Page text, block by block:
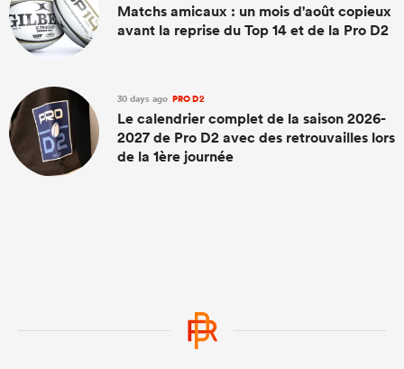
Matchs amicaux : un mois d'août copieux
avant la reprise du Top 14 et de la Pro D2
30 days ago PRO D2
Le calendrier complet de la saison 2026-
2027 de Pro D2 avec des retrouvailles lors
de la 1ère journée